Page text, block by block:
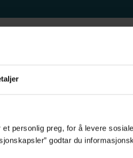
personlig preg, for å levere
godtar du
– Det er helt magisk å